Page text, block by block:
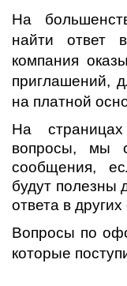
На
найти ответ
компания
приглашений,
на платной
На
вопросы, мы
сообщения,
будут полезны
ответа в других
Вопросы по
которые